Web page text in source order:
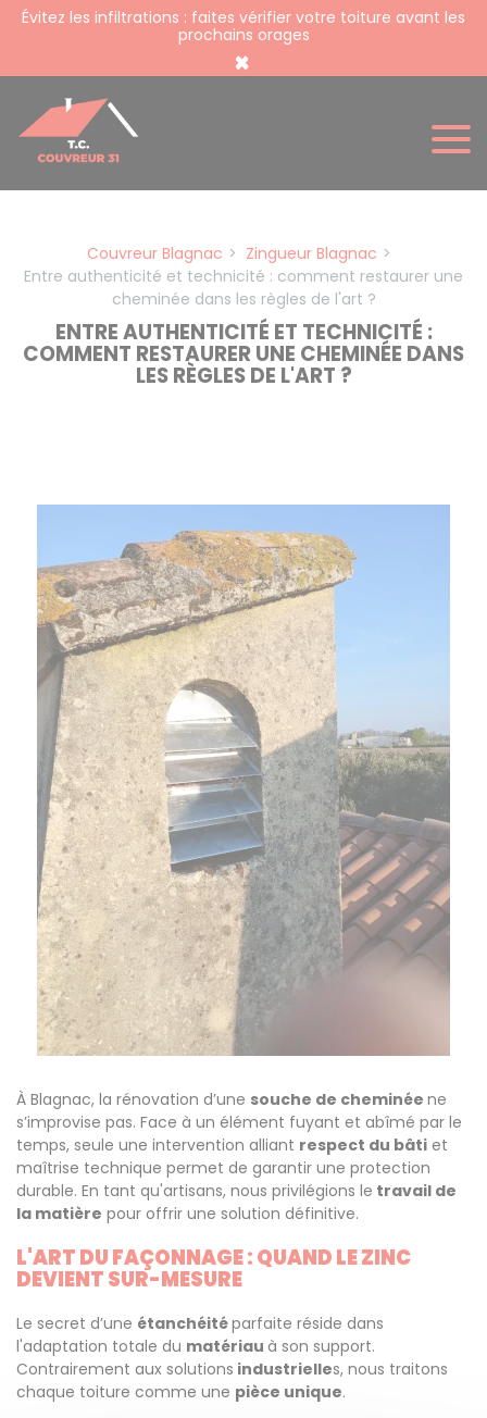
Évitez les infiltrations : faites vérifier votre toiture avant les
prochains orages
×
Couvreur Blagnac
Zingueur Blagnac
Entre authenticité et technicité : comment restaurer une
cheminée dans les règles de l'art ?
ENTRE AUTHENTICITÉ ET TECHNICITÉ :
COMMENT RESTAURER UNE CHEMINÉE DANS
LES RÈGLES DE L'ART ?
À Blagnac, la rénovation d’une souche de cheminée ne
s’improvise pas. Face à un élément fuyant et abîmé par le
temps, seule une intervention alliant respect du bâti et
maîtrise technique permet de garantir une protection
durable. En tant qu'artisans, nous privilégions le travail de
la matière pour offrir une solution définitive.
L'ART DU FAÇONNAGE : QUAND LE ZINC
DEVIENT SUR-MESURE
Le secret d’une étanchéitéparfaite réside dans
l'adaptation totale du matériau à son support.
Contrairement aux solutions industrielles, nous traitons
chaque toiture comme une pièce unique.
Panneau de gestion des cookies